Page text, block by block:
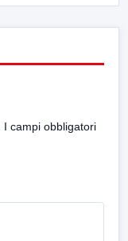
I campi obbligatori